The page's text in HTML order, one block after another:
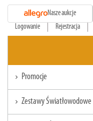
Nasze aukcje
Logowanie Rejestracja
chevron_right Promocje
chevron_right Zestawy Światłowodowe